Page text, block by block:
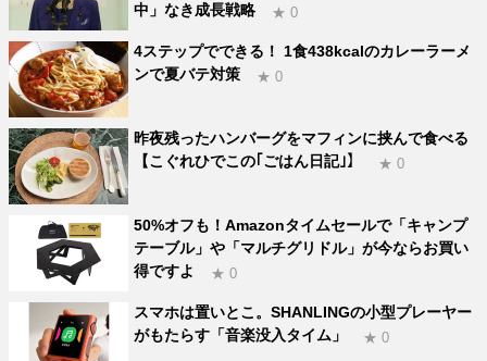
中」なき成長戦略
★ 0
4ステップでできる！ 1食438kcalのカレーラーメ
ンで夏バテ対策
★ 0
昨夜残ったハンバーグをマフィンに挟んで食べる
【こぐれひでこの｢ごはん日記｣】
★ 0
50%オフも！Amazonタイムセールで「キャンプ
テーブル」や「マルチグリドル」が今ならお買い
得ですよ
★ 0
スマホは置いとこ。SHANLINGの小型プレーヤー
がもたらす「音楽没入タイム」
★ 0